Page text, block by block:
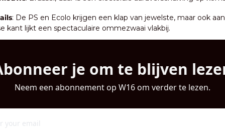
: De PS en Ecolo krijgen een klap van jewelste, maar ook aan
kant lijkt een spectaculaire ommezwaai vlakbij.
je om te blijven
Neem een abonnement op W16 om verder te lezen.